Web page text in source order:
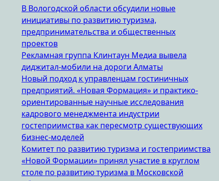
В Вологодской области обсудили новые
инициативы по развитию туризма,
предпринимательства и общественных
проектов
Рекламная группа Клинтаун Медиа вывела
диджитал-мобили на дороги Алматы
Новый подход к управленцам гостиничных
предприятий. «Новая Формация» и практико-
ориентированные научные исследования
кадрового менеджмента индустрии
гостеприимства как пересмотр существующих
бизнес-моделей
Комитет по развитию туризма и гостеприимства
«Новой Формации» принял участие в круглом
столе по развитию туризма в Московской